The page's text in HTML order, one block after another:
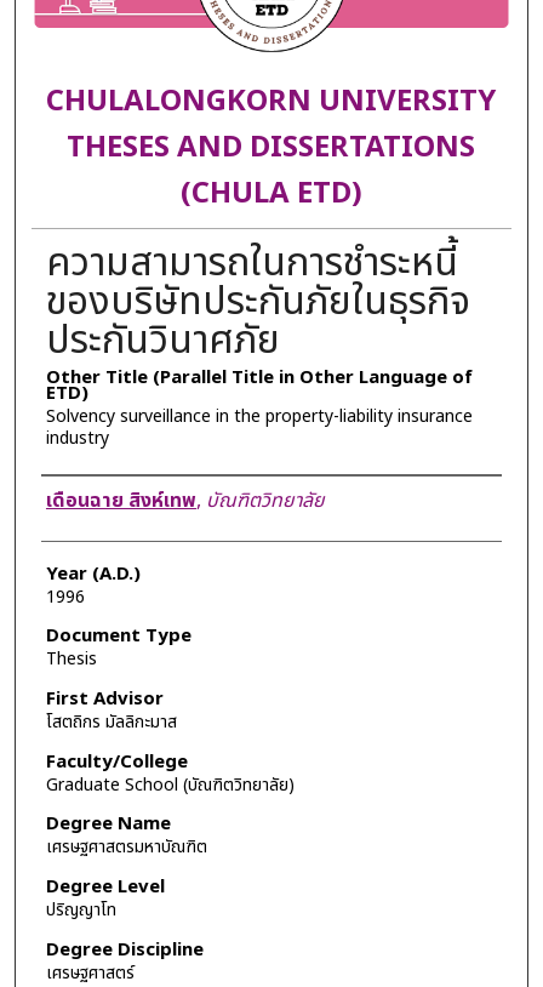
CHULALONGKORN UNIVERSITY
THESES AND DISSERTATIONS
(CHULA ETD)
ความสามารถในการชำระหนี้
ของบริษัทประกันภัยในธุรกิจ
ประกันวินาศภัย
Other Title (Parallel Title in Other Language of
ETD)
Solvency surveillance in the property-liability insurance
industry
Author
เดือนฉาย สิงห์เทพ, บัณฑิตวิทยาลัย
Year (A.D.)
1996
Document Type
Thesis
First Advisor
โสตถิกร มัลลิกะมาส
Faculty/College
Graduate School (บัณฑิตวิทยาลัย)
Degree Name
เศรษฐศาสตรมหาบัณฑิต
Degree Level
ปริญญาโท
Degree Discipline
เศรษฐศาสตร์